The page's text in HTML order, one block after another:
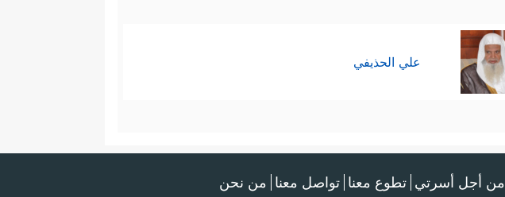
علي الحذيفي
من أجل أسرتي تطوع معنا تواصل معنا من نحن